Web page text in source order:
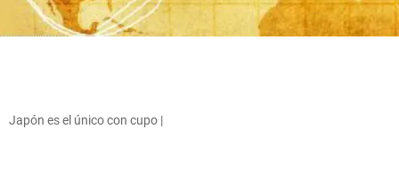
Japón es el único con cupo |